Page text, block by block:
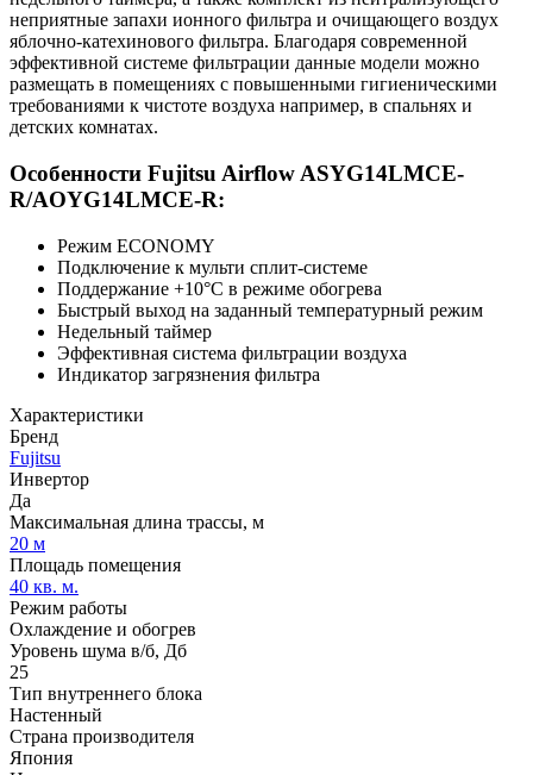
неприятные запахи ионного фильтра и очищающего воздух
яблочно-катехинового фильтра. Благодаря современной
эффективной системе фильтрации данные модели можно
размещать в помещениях с повышенными гигиеническими
требованиями к чистоте воздуха например, в спальнях и
детских комнатах.
Особенности Fujitsu Airflow ASYG14LMCE-
R/AOYG14LMCE-R:
Режим ECONOMY
Подключение к мульти сплит-системе
Поддержание +10°С в режиме обогрева
Быстрый выход на заданный температурный режим
Недельный таймер
Эффективная система фильтрации воздуха
Индикатор загрязнения фильтра
Характеристики
Бренд
Fujitsu
Инвертор
Да
Максимальная длина трассы, м
20 м
Площадь помещения
40 кв. м.
Режим работы
Охлаждение и обогрев
Уровень шума в/б, Дб
25
Тип внутреннего блока
Настенный
Страна производителя
Япония